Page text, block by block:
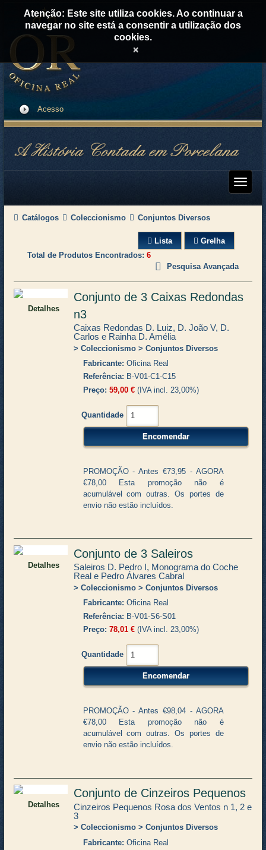
Acesso
Catálogos Coleccionismo Conjuntos Diversos
Lista
Grelha
Total de Produtos Encontrados 6
Pesquisa Avançada
Detalhes
Conjunto de 3 Caixas Redondas
n3
Caixas Redondas D. Luiz, D. João V, D.
Carlos e Rainha D. Amélia
Coleccionismo
Conjuntos Diversos
Fabricante Oficina Real
Referência
B-V01-C1-C15
Preço 59,00 €(IVA incl. 23,00%)
Quantidade
PROMOÇÃO - Antes €73,95 - AGORA
€78,00 Esta promoção não é
acumulável com outras. Os portes de
envio não estão incluídos.
Detalhes
Conjunto de 3 Saleiros
Saleiros D. Pedro I, Monograma do Coche
Real e Pedro Álvares Cabral
Coleccionismo
Conjuntos Diversos
Fabricante Oficina Real
Referência
B-V01-S6-S01
Preço 78,01 €(IVA incl. 23,00%)
Quantidade
PROMOÇÃO - Antes €98,04 - AGORA
€78,00 Esta promoção não é
acumulável com outras. Os portes de
envio não estão incluídos.
Detalhes
Conjunto de Cinzeiros Pequenos
Cinzeiros Pequenos Rosa dos Ventos n 1, 2 e
3
Coleccionismo
Conjuntos Diversos
Fabricante Oficina Real
Atenção: Este site utiliza cookies. Ao continuar a
navegar no site está a consentir a utilização dos
cookies.
×